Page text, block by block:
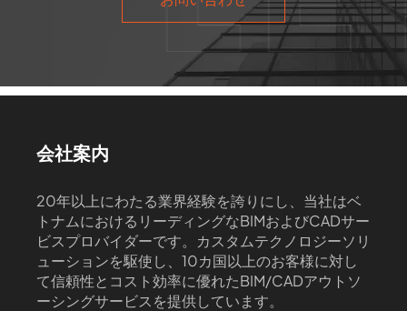
会社案内
20年以上にわたる業界経験を誇りにし、当社はベ
トナムにおけるリーディングなBIMおよびCADサー
ビスプロバイダーです。カスタムテクノロジーソリ
ューションを駆使し、10カ国以上のお客様に対し
て信頼性とコスト効率に優れたBIM/CADアウトソ
ーシングサービスを提供しています。